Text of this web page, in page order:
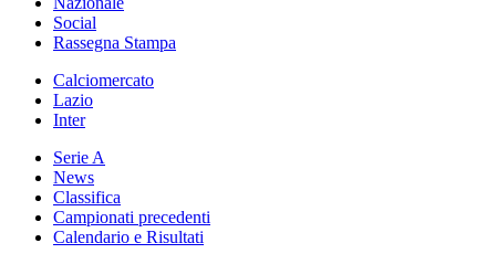
Social
Rassegna Stampa
Calciomercato
Lazio
Inter
Serie A
News
Classifica
Campionati precedenti
Calendario e Risultati